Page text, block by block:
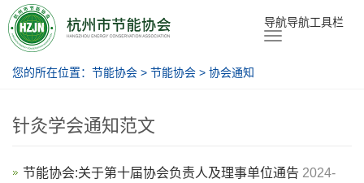
节能协会 导航导航工具栏
您的所在位置： 节能协会 > 节能协会 > 协会通知
针灸学会通知范文
节能协会:关于第十届协会负责人及理事单位通告 2024-